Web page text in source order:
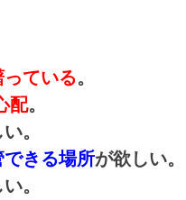
ている。
配。
。
きる場所が欲しい。
。